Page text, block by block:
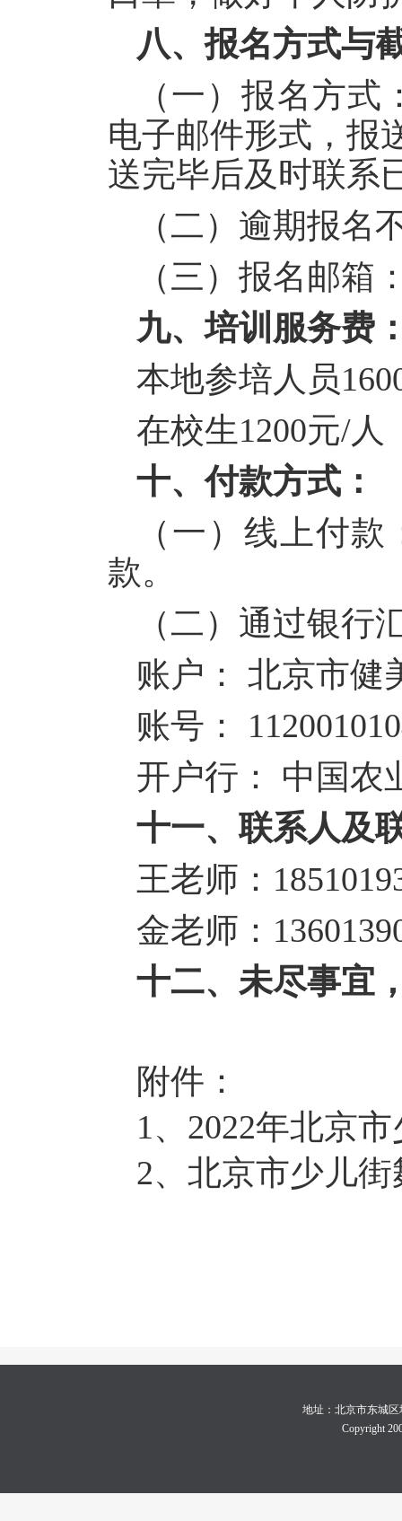
八、报名方式与
（一）报名方式
电子邮件形式，报
送完毕后及时联系
（二）逾期报名
（三）报名邮箱
九、培训服务费
本地参培人员
在校生1200元/
十、付款方式：
（一）线上付
款。
（二）通过银行
账户： 北京市健
账号：
开户行： 中国农
十一、联系人及
王老师：
金老师：
十二、未尽事宜
附件：
1、2022年北京
2、北京市少儿
地址：北京市东城区
Copyright